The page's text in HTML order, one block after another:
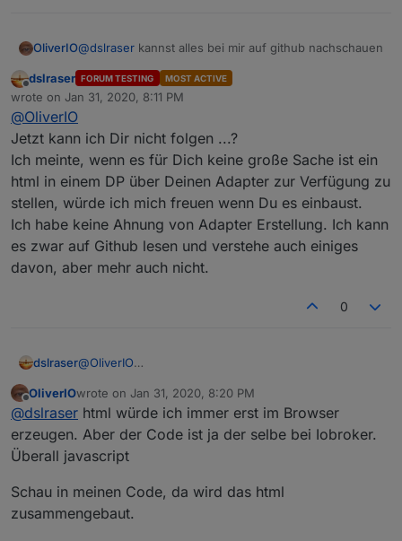
OliverIO@dslraser kannst alles bei mir auf github nachschauen
https://github.com/oweitman/ioBroker.openligadb/blo
b/9d1f6b3a5437b04e362c6e11b9968df523bb3a8e/wi
Offline
dslraser FORUM TESTING MOST ACTIVE
wrote on Jan 31, 2020, 8:11 PM
last edited by
@OliverIO
Jetzt kann ich Dir nicht folgen ...?
Ich meinte, wenn es für Dich keine große Sache ist ein
html in einem DP über Deinen Adapter zur Verfügung zu
stellen, würde ich mich freuen wenn Du es einbaust.
Ich habe keine Ahnung von Adapter Erstellung. Ich kann
es zwar auf Github lesen und verstehe auch einiges
davon, aber mehr auch nicht.
0
dslraser@OliverIO
Ich meinte, wenn es für Dich keine große Sache ist
ein html in einem DP über Deinen Adapter zur
Verfügung zu stellen, würde ich mich freuen wenn Du
es einbaust.
Ich habe keine Ahnung von Adapter Erstellung. Ich
einiges davon, aber mehr auch nicht.
Offline
OliverIOwrote on Jan 31, 2020, 8:20 PM
last edited by
@dslraser html würde ich immer erst im Browser
erzeugen. Aber der Code ist ja der selbe bei Iobroker.
Überall javascript
Schau in meinen Code, da wird das html
zusammengebaut.